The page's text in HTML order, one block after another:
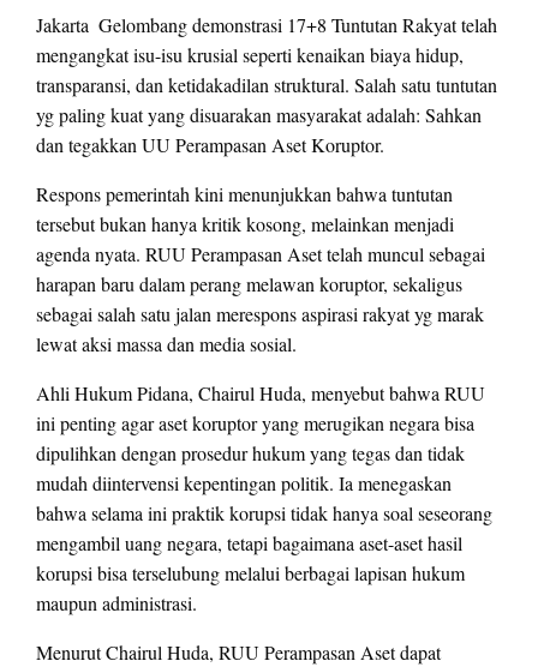
Jakarta  Gelombang demonstrasi 17+8 Tuntutan Rakyat telah
mengangkat isu-isu krusial seperti kenaikan biaya hidup,
transparansi, dan ketidakadilan struktural. Salah satu tuntutan
yg paling kuat yang disuarakan masyarakat adalah: Sahkan
dan tegakkan UU Perampasan Aset Koruptor.
Respons pemerintah kini menunjukkan bahwa tuntutan
tersebut bukan hanya kritik kosong, melainkan menjadi
agenda nyata. RUU Perampasan Aset telah muncul sebagai
harapan baru dalam perang melawan koruptor, sekaligus
sebagai salah satu jalan merespons aspirasi rakyat yg marak
lewat aksi massa dan media sosial.
Ahli Hukum Pidana, Chairul Huda, menyebut bahwa RUU
ini penting agar aset koruptor yang merugikan negara bisa
dipulihkan dengan prosedur hukum yang tegas dan tidak
mudah diintervensi kepentingan politik. Ia menegaskan
bahwa selama ini praktik korupsi tidak hanya soal seseorang
mengambil uang negara, tetapi bagaimana aset-aset hasil
korupsi bisa terselubung melalui berbagai lapisan hukum
maupun administrasi.
Menurut Chairul Huda, RUU Perampasan Aset dapat